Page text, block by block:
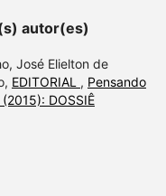
autor(es)
José Elielton de
EDITORIAL , Pensando
DOSSIÊ